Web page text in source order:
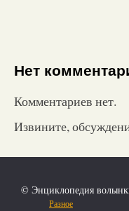
Нет
Комментариев нет.
Извините,
© Энциклопедия
Разное